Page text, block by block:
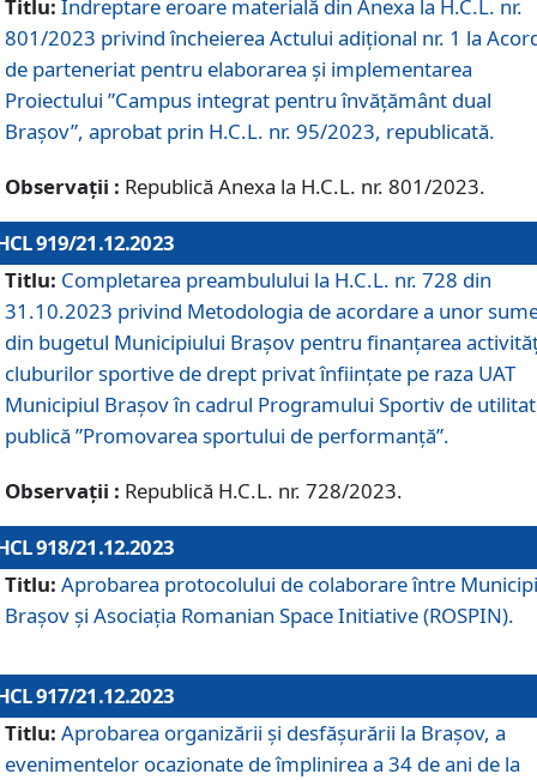
Titlu: Îndreptare eroare materială din Anexa la H.C.L. nr.
801/2023 privind încheierea Actului adițional nr. 1 la
de parteneriat pentru elaborarea și implementarea
Proiectului ”Campus integrat pentru învățământ dual
Brașov”, aprobat prin H.C.L. nr. 95/2023, republicată.
Observații : Republică Anexa la H.C.L. nr. 801/2023.
919/21.12.2023
Titlu: Completarea preambulului la H.C.L. nr. 728 din
31.10.2023 privind Metodologia de acordare a unor
din bugetul Municipiului Brașov pentru finanțarea
cluburilor sportive de drept privat înființate pe raza UAT
Municipiul Brașov în cadrul Programului Sportiv de
publică ”Promovarea sportului de performanță”.
Observații : Republică H.C.L. nr. 728/2023.
918/21.12.2023
Titlu: Aprobarea protocolului de colaborare între
Brașov și Asociația Romanian Space Initiative (ROSPIN).
917/21.12.2023
Titlu: Aprobarea organizării şi desfăşurării la Braşov, a
evenimentelor ocazionate de împlinirea a 34 de ani de la